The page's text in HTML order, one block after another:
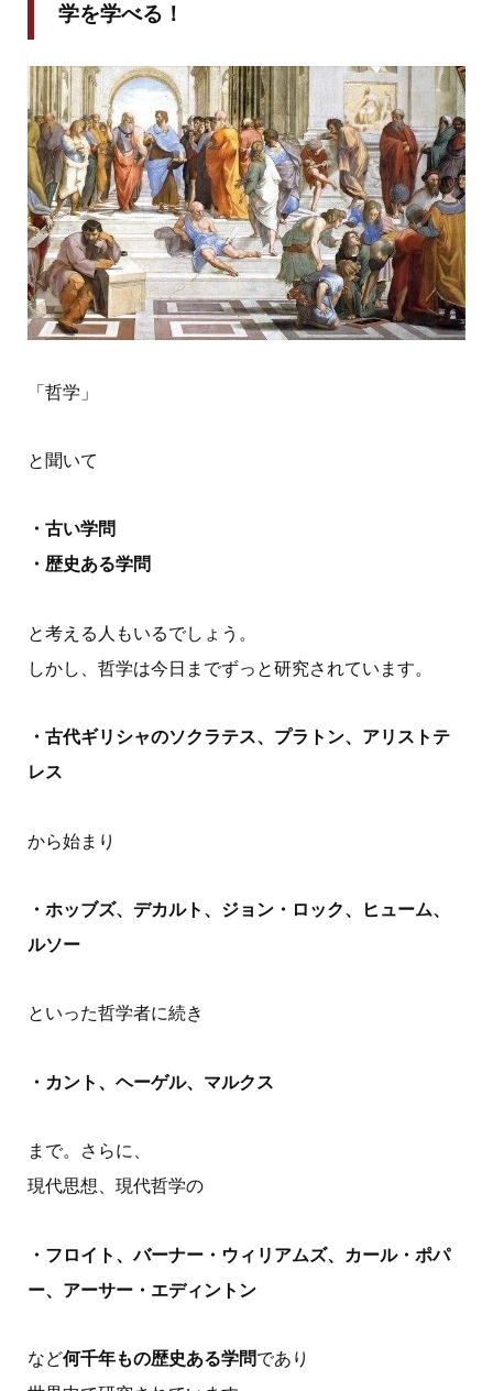
学を学べる！
「哲学」
と聞いて
・古い学問
・歴史ある学問
と考える人もいるでしょう。
しかし、哲学は今日までずっと研究されています。
・古代ギリシャのソクラテス、プラトン、アリストテ
レス
から始まり
・ホッブズ、デカルト、ジョン・ロック、ヒューム、
ルソー
といった哲学者に続き
・カント、ヘーゲル、マルクス
まで。さらに、
現代思想、現代哲学の
・フロイト、バーナー・ウィリアムズ、カール・ポパ
ー、アーサー・エディントン
など何千年もの歴史ある学問であり